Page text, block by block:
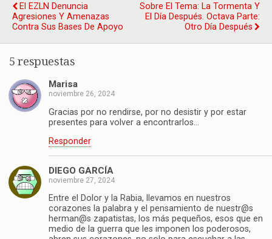
El EZLN Denuncia
Agresiones Y Amenazas
Contra Sus Bases De Apoyo
Sobre El Tema: La Tormenta Y
El Día Después. Octava Parte:
Otro Día Después
5 respuestas
Marisa
noviembre 26, 2024
Gracias por no rendirse, por no desistir y por estar
presentes para volver a encontrarlos…
Responder
DIEGO GARCÍA
noviembre 27, 2024
Entre el Dolor y la Rabia, llevamos en nuestros
corazones la palabra y el pensamiento de nuestr@s
herman@s zapatistas, los más pequeños, esos que en
medio de la guerra que les imponen los poderosos,